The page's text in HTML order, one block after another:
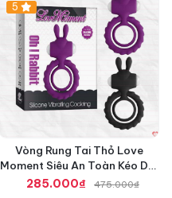
5
Vòng Rung Tai Thỏ Love
Moment Siêu An Toàn Kéo Dài
Thời Gian
285.000₫ 475.000₫